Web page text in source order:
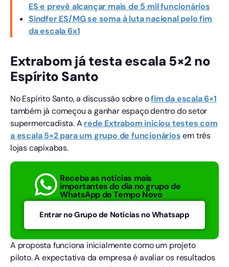
ES e prevê alcançar mais de 5 mil funcionários
Sindfer ES/MG se soma à luta nacional pelo fim
da escala 6x1
Extrabom já testa escala 5×2 no
Espírito Santo
No Espírito Santo, a discussão sobre ofim da escala 6×1
também já começou a ganhar espaço dentro do setor
supermercadista. A rede Extrabom iniciou testes com
a escala 5×2 para um grupo de funcionáriosem três
lojas capixabas.
Receba as notícias mais
importantes do dia no grupo de
WhatsApp do Tempo Novo
Entrar no Grupo de Notícias no Whatsapp
A proposta funciona inicialmente como um projeto
piloto. A expectativa da empresa é avaliar os resultados